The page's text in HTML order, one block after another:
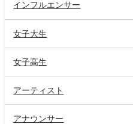
インフルエンサー
女子大生
女子高生
アーティスト
アナウンサー